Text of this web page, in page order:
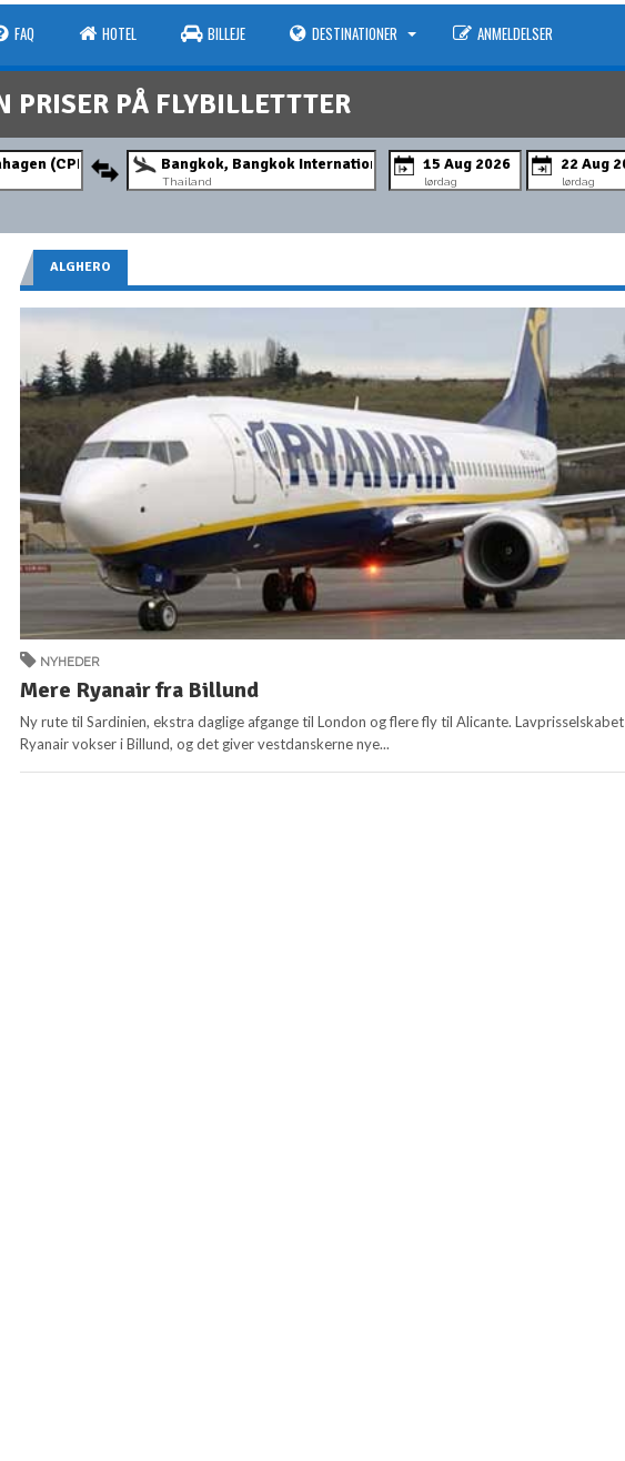
FAQ HOTEL BILLEJE DESTINATIONER ANMELDELSER
PRISER PÅ FLYBILLETTTER
Thailand lørdag lørdag
ALGHERO
NYHEDER
Mere Ryanair fra Billund
Ny rute til Sardinien, ekstra daglige afgange til London og flere fly til Alicante. Lavprisselskabet
Ryanair vokser i Billund, og det giver vestdanskerne nye...